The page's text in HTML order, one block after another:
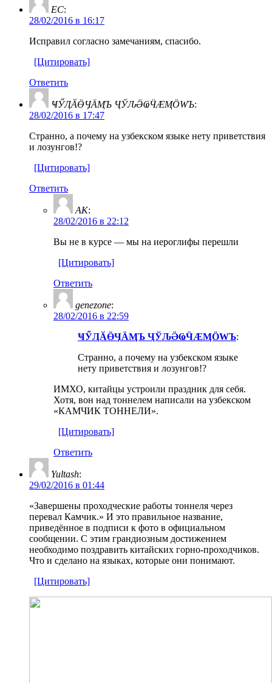
ЕС:
28/02/2016 в 16:17
Исправил согласно замечаниям, спасибо.
[Цитировать]
Ответить
ҸӲӅӐӪӋӒӍЪ ҶЎԈӚҨӴӔӍӦԜЪ:
28/02/2016 в 17:47
Странно, а почему на узбекском языке нету приветствия
и лозунгов!?
[Цитировать]
Ответить
AK:
28/02/2016 в 22:12
Вы не в курсе — мы на иероглифы перешли
[Цитировать]
Ответить
genezone:
28/02/2016 в 22:59
ҸӲӅӐӪӋӒӍЪ ҶЎԈӚҨӴӔӍӦԜЪ:
Странно, а почему на узбекском языке
нету приветствия и лозунгов!?
ИМХО, китайцы устроили праздник для себя.
Хотя, вон над тоннелем написали на узбекском
«КАМЧИК ТОННЕЛИ».
[Цитировать]
Ответить
Yultash:
29/02/2016 в 01:44
«Завершены проходческие работы тоннеля через
перевал Камчик.» И это правильное название,
приведённое в подписи к фото в официальном
сообщении. С этим грандиозным достижением
необходимо поздравить китайских горно-проходчиков.
Что и сделано на языках, которые они понимают.
[Цитировать]